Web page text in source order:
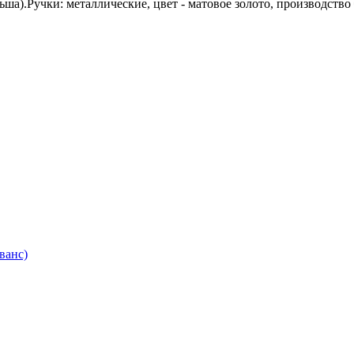
металлические, цвет - матовое золото,